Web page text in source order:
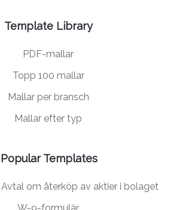
Template Library
PDF-mallar
Topp 100 mallar
Mallar per bransch
Mallar efter typ
Popular Templates
Avtal om återköp av aktier i bolaget